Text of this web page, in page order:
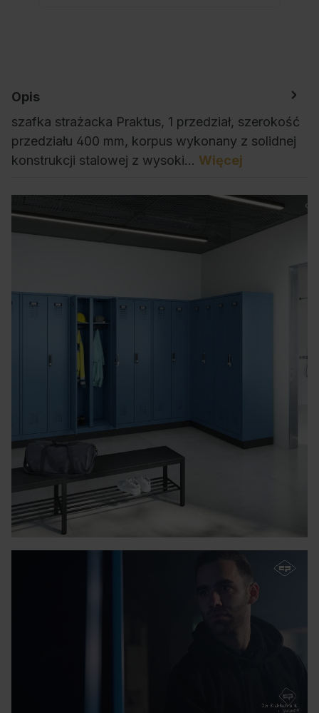
Opis
szafka strażacka Praktus, 1 przedział, szerokość
przedziału 400 mm, korpus wykonany z solidnej
konstrukcji stalowej z wysoki… Więcej